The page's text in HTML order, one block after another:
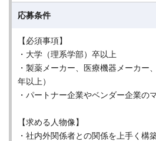
応募条件
【必須事項】
・大学（理系学部）卒以上
・製薬メーカー、医療機器メーカー
年以上）
・パートナー企業やベンダー企業の
【求める人物像】
・社内外関係者との関係を上手く構